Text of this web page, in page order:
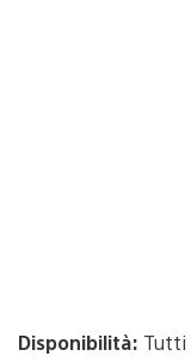
Disponibilità: Tutti